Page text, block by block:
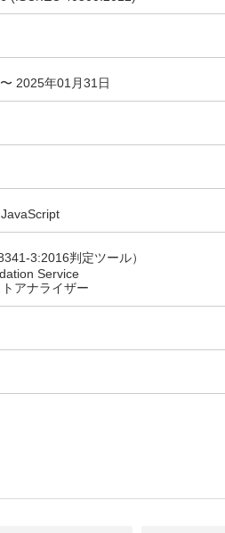
2025年01月31日
3:2016判定ツール）
Service
アナライザー